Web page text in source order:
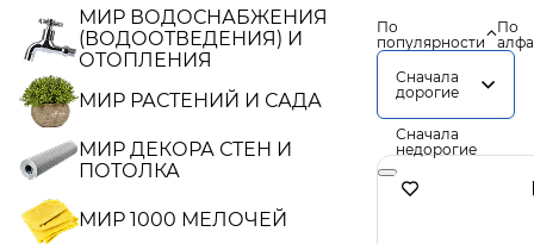
МИР ВОДОСНАБЖЕНИЯ
(ВОДООТВЕДЕНИЯ) И
ОТОПЛЕНИЯ
МИР РАСТЕНИЙ И САДА
МИР ДЕКОРА СТЕН И
ПОТОЛКА
МИР 1000 МЕЛОЧЕЙ
По
популярности
По
Сначала
дорогие
Сначала
недорогие